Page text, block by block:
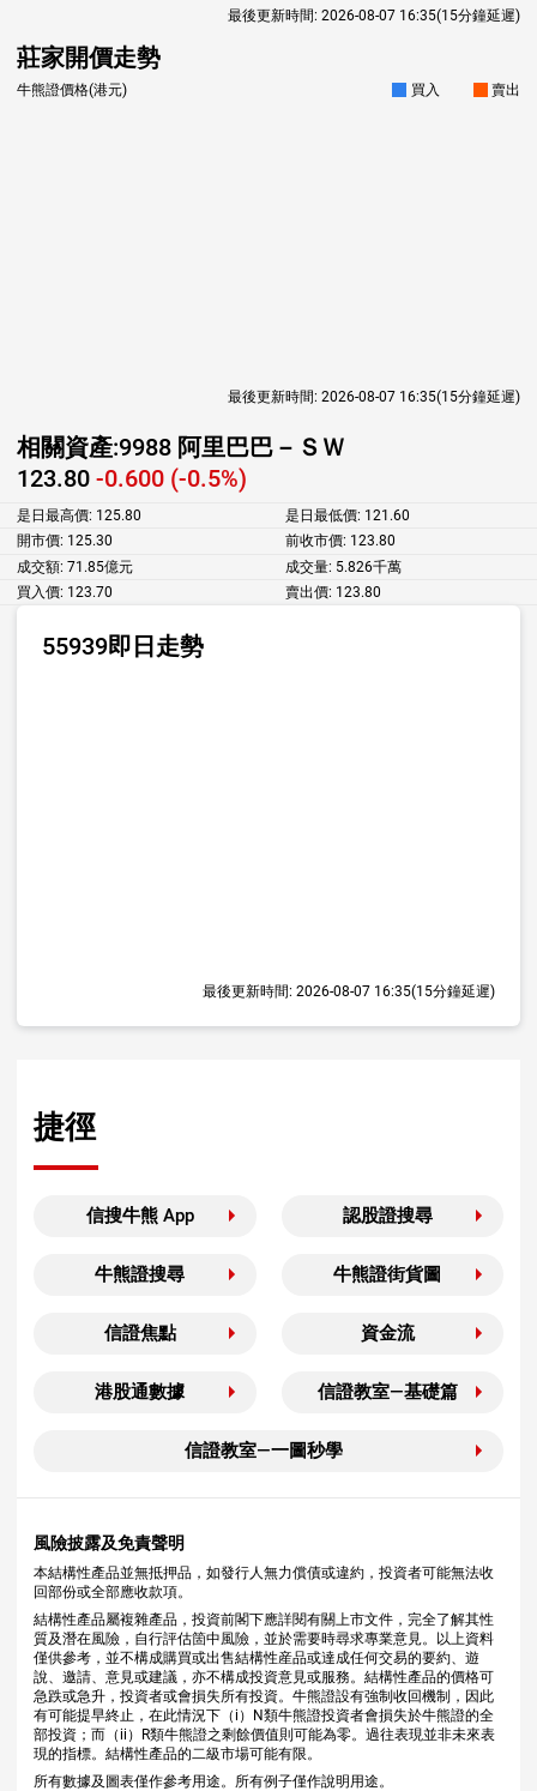
最後更新時間: 2026-08-07 16:35(15分鐘延遲)
莊家開價走勢
牛熊證價格(港元) 買入 賣出
最後更新時間: 2026-08-07 16:35(15分鐘延遲)
相關資產:9988 阿里巴巴－ＳＷ
123.80 -0.600 (-0.5%)
是日最高價: 125.80 是日最低價: 121.60
開市價: 125.30 前收市價: 123.80
成交額: 71.85億元 成交量: 5.826千萬
買入價: 123.70 賣出價: 123.80
55939即日走勢
最後更新時間: 2026-08-07 16:35(15分鐘延遲)
捷徑
信搜牛熊 App 認股證搜尋
牛熊證搜尋 牛熊證街貨圖
信證焦點 資金流
港股通數據 信證教室—基礎篇
信證教室—一圖秒學
風險披露及免責聲明
本結構性產品並無抵押品，如發行人無力償債或違約，投資者可能無法收
回部份或全部應收款項。
結構性產品屬複雜產品，投資前閣下應詳閱有關上市文件，完全了解其性
質及潛在風險，自行評估箇中風險，並於需要時尋求專業意見。以上資料
僅供參考，並不構成購買或出售結構性産品或達成任何交易的要約、遊
說、邀請、意見或建議，亦不構成投資意見或服務。結構性產品的價格可
急跌或急升，投資者或會損失所有投資。牛熊證設有強制收回機制，因此
有可能提早終止，在此情況下（i）N類牛熊證投資者會損失於牛熊證的全
部投資；而（ii）R類牛熊證之剩餘價值則可能為零。過往表現並非未來表
現的指標。結構性產品的二級市場可能有限。
所有數據及圖表僅作參考用途。所有例子僅作說明用途。